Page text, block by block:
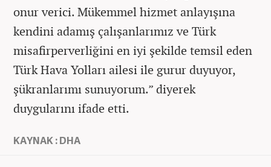
onur verici. Mükemmel hizmet anlayışına
kendini adamış çalışanlarımız ve Türk
misafirperverliğini en iyi şekilde temsil eden
Türk Hava Yolları ailesi ile gurur duyuyor,
şükranlarımı sunuyorum.” diyerek
duygularını ifade etti.
KAYNAK : DHA